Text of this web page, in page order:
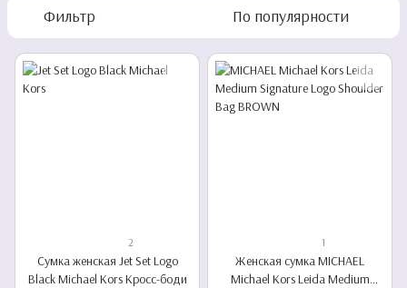
Фильтр По популярности
2
Сумка женская Jet Set Logo
Black Michael Kors Кросс-боди
1
Женская сумка MICHAEL
Michael Kors Leida Medium